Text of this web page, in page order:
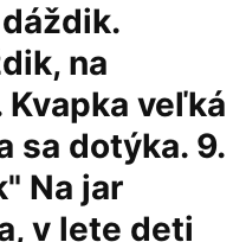
na
veľká
sa dotýka. 9.
Na jar
v lete deti